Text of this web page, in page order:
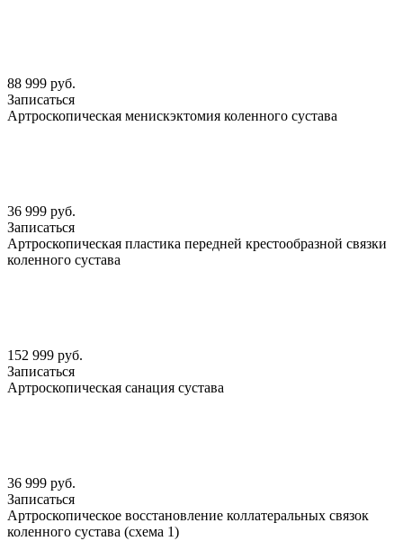
88 999 руб.
Записаться
Артроскопическая менискэктомия коленного сустава
36 999 руб.
Записаться
Артроскопическая пластика передней крестообразной связки
коленного сустава
152 999 руб.
Записаться
Артроскопическая санация сустава
36 999 руб.
Записаться
Артроскопическое восстановление коллатеральных связок
коленного сустава (схема 1)